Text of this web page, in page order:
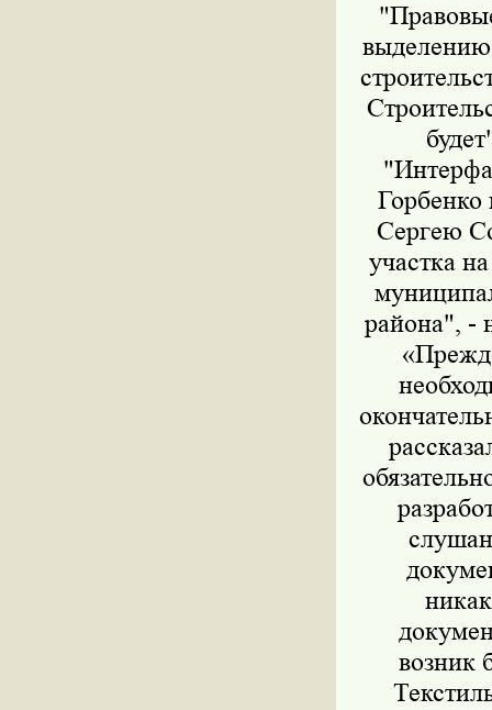
выделению
Горбенко
Сергею
участка
района", -
возник